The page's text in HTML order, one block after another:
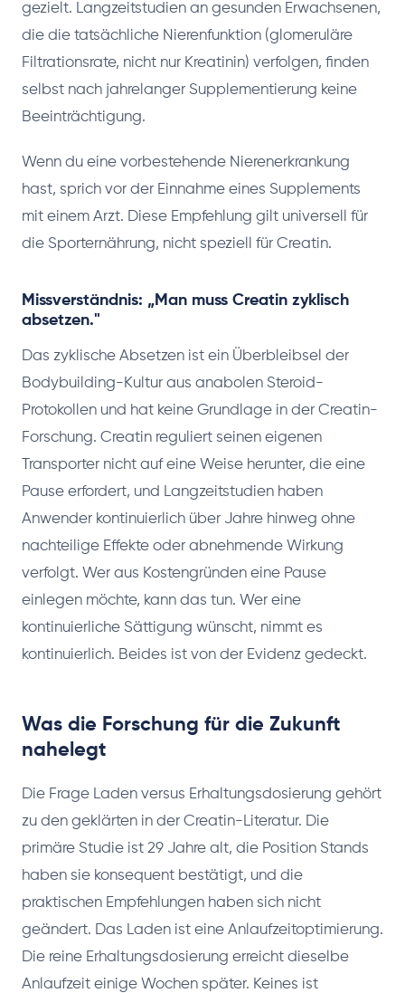
gezielt. Langzeitstudien an gesunden Erwachsenen,
die die tatsächliche Nierenfunktion (glomeruläre
Filtrationsrate, nicht nur Kreatinin) verfolgen, finden
selbst nach jahrelanger Supplementierung keine
Beeinträchtigung.
Wenn du eine vorbestehende Nierenerkrankung
hast, sprich vor der Einnahme eines Supplements
mit einem Arzt. Diese Empfehlung gilt universell für
die Sporternährung, nicht speziell für Creatin.
Missverständnis: „Man muss Creatin zyklisch
absetzen."
Das zyklische Absetzen ist ein Überbleibsel der
Bodybuilding-Kultur aus anabolen Steroid-
Protokollen und hat keine Grundlage in der Creatin-
Forschung. Creatin reguliert seinen eigenen
Transporter nicht auf eine Weise herunter, die eine
Pause erfordert, und Langzeitstudien haben
Anwender kontinuierlich über Jahre hinweg ohne
nachteilige Effekte oder abnehmende Wirkung
verfolgt. Wer aus Kostengründen eine Pause
einlegen möchte, kann das tun. Wer eine
kontinuierliche Sättigung wünscht, nimmt es
kontinuierlich. Beides ist von der Evidenz gedeckt.
Was die Forschung für die Zukunft
nahelegt
Die Frage Laden versus Erhaltungsdosierung gehört
zu den geklärten in der Creatin-Literatur. Die
primäre Studie ist 29 Jahre alt, die Position Stands
haben sie konsequent bestätigt, und die
praktischen Empfehlungen haben sich nicht
geändert. Das Laden ist eine Anlaufzeitoptimierung.
Die reine Erhaltungsdosierung erreicht dieselbe
Anlaufzeit einige Wochen später. Keines ist